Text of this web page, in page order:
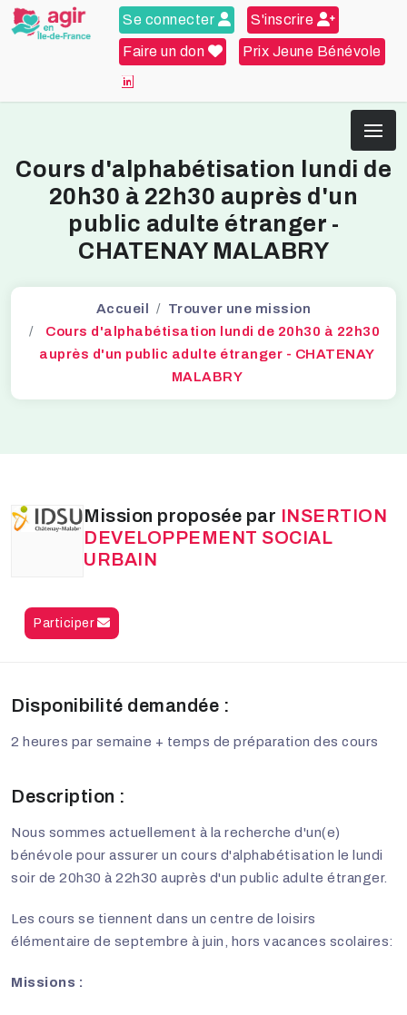
Se connecter S'inscrire
Faire un don Prix Jeune Bénévole
Cours d'alphabétisation lundi de
20h30 à 22h30 auprès d'un
public adulte étranger -
CHATENAY MALABRY
Accueil
Trouver une mission
Cours d'alphabétisation lundi de 20h30 à 22h30
auprès d'un public adulte étranger - CHATENAY
MALABRY
Mission proposée par INSERTION
DEVELOPPEMENT SOCIAL
URBAIN
Participer
Disponibilité demandée :
2 heures par semaine + temps de préparation des cours
Description :
Nous sommes actuellement à la recherche d'un(e)
bénévole pour assurer un cours d'alphabétisation le lundi
soir de 20h30 à 22h30 auprès d'un public adulte étranger.
Les cours se tiennent dans un centre de loisirs
élémentaire de septembre à juin, hors vacances scolaires:
Missions :